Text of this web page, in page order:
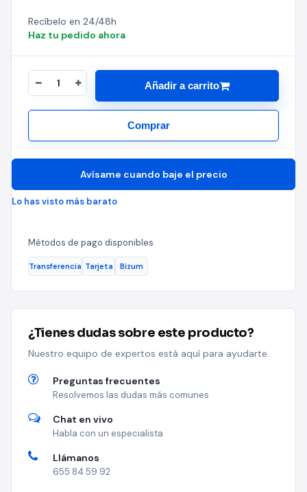
Recíbelo en 24/48h
Haz tu pedido ahora
Añadir a carrito
Comprar
Avísame cuando baje el precio
Lo has visto más barato
Métodos de pago disponibles
Transferencia Tarjeta Bizum
¿Tienes dudas sobre este producto?
Nuestro equipo de expertos está aquí para ayudarte.
Preguntas frecuentes
Resolvemos las dudas más comunes
Chat en vivo
Habla con un especialista
Llámanos
655 84 59 92